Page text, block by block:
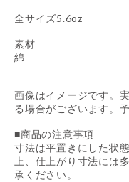
全サイズ5.6oz
素材
綿
画像はイメージです。
る場合がございます。
■商品の注意事項
寸法は平置きにした状
上、仕上がり寸法には
承ください。